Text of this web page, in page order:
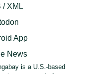
/ XML
App
News
is a U.S.-based